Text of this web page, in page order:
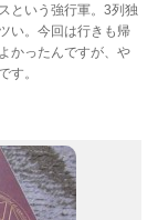
という強行軍。3列独
い。今回は行きも帰
かったんですが、や
す。